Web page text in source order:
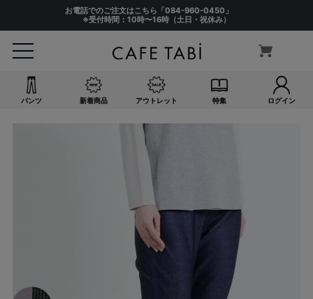
お電話でのご注文はこちら「084-960-0450 」
※受付時間：10時〜16時（土日・祝休み）
パンツ 新着商品 アウトレット 特集 ログイン